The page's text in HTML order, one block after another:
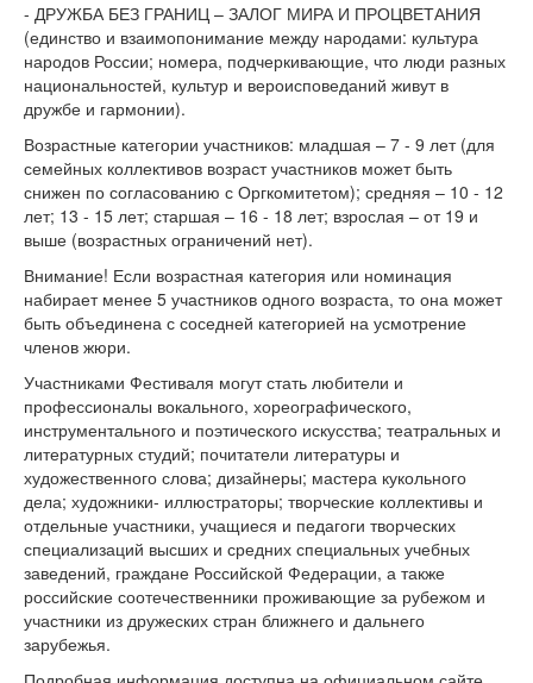
- ДРУЖБА БЕЗ ГРАНИЦ – ЗАЛОГ МИРА И ПРОЦВЕТАНИЯ
(единство и взаимопонимание между народами: культура
народов России; номера, подчеркивающие, что люди разных
национальностей, культур и вероисповеданий живут в
дружбе и гармонии).
Возрастные категории участников: младшая – 7 - 9 лет (для
семейных коллективов возраст участников может быть
снижен по согласованию с Оргкомитетом); средняя – 10 - 12
лет; 13 - 15 лет; старшая – 16 - 18 лет; взрослая – от 19 и
выше (возрастных ограничений нет).
Внимание! Если возрастная категория или номинация
набирает менее 5 участников одного возраста, то она может
быть объединена с соседней категорией на усмотрение
членов жюри.
Участниками Фестиваля могут стать любители и
профессионалы вокального, хореографического,
инструментального и поэтического искусства; театральных и
литературных студий; почитатели литературы и
художественного слова; дизайнеры; мастера кукольного
дела; художники- иллюстраторы; творческие коллективы и
отдельные участники, учащиеся и педагоги творческих
специализаций высших и средних специальных учебных
заведений, граждане Российской Федерации, а также
российские соотечественники проживающие за рубежом и
участники из дружеских стран ближнего и дальнего
зарубежья.